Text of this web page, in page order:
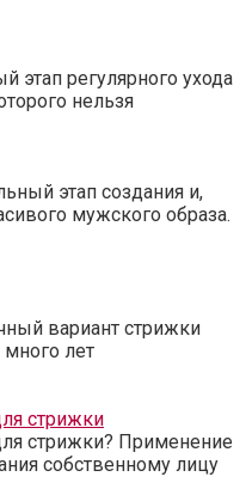
этап регулярного ухода
нельзя
этап создания и,
мужского образа.
вариант стрижки
лет
стрижки
стрижки? Применение
собственному лицу